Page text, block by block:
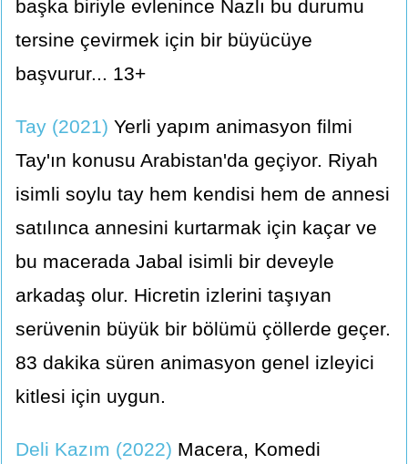
başka biriyle evlenince Nazlı bu durumu
tersine çevirmek için bir büyücüye
başvurur... 13+
Tay (2021) Yerli yapım animasyon filmi
Tay'ın konusu Arabistan'da geçiyor. Riyah
isimli soylu tay hem kendisi hem de annesi
satılınca annesini kurtarmak için kaçar ve
bu macerada Jabal isimli bir deveyle
arkadaş olur. Hicretin izlerini taşıyan
serüvenin büyük bir bölümü çöllerde geçer.
83 dakika süren animasyon genel izleyici
kitlesi için uygun.
Deli Kazım (2022) Macera, Komedi